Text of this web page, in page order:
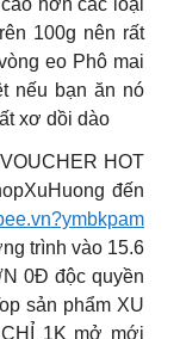
hơn các loại
100g nên rất
eo Phô mai
nếu bạn ăn nó
xơ dồi dào
HOT
đến
trình vào 15.6
0Đ độc quyền
sản phẩm XU
1K mở mới